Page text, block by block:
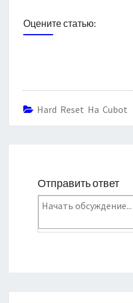
Оцените статью:
Hard Reset На Cubot
Отправить ответ